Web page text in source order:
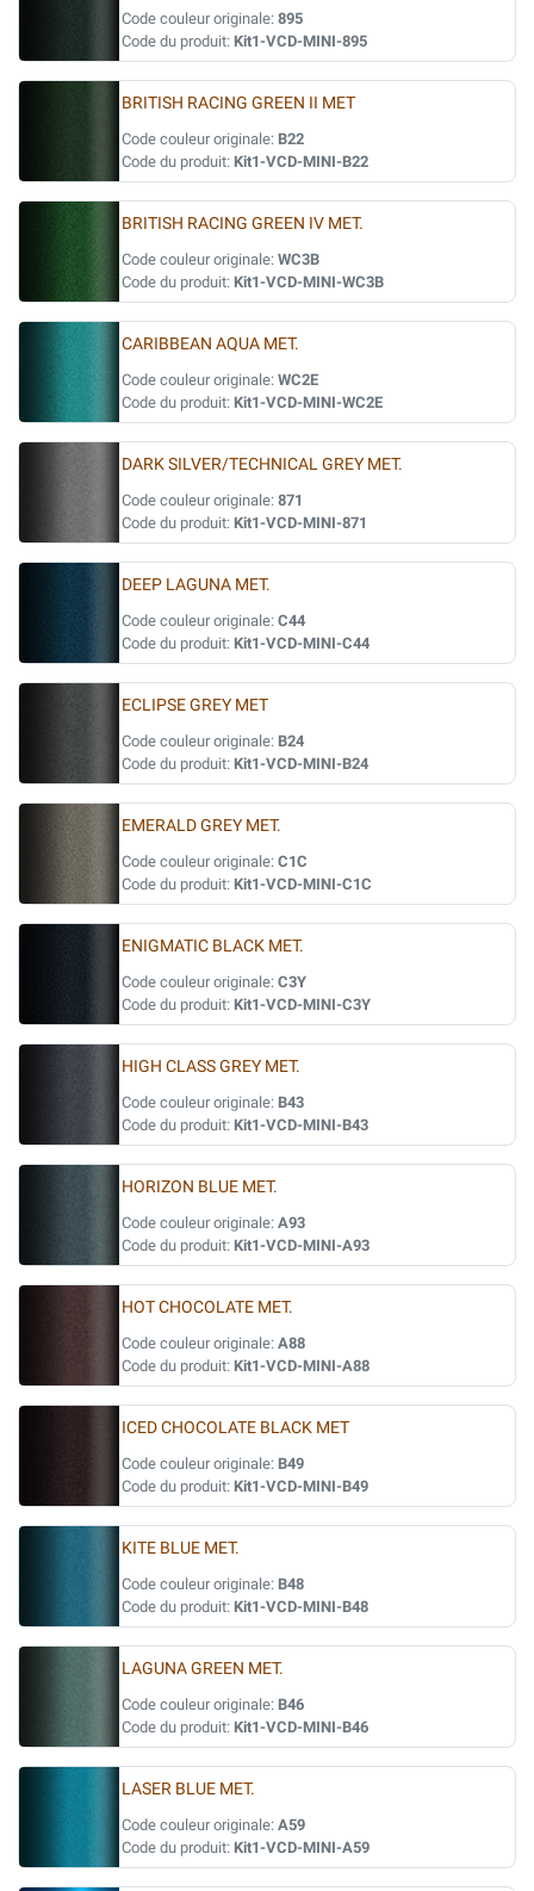
Code couleur originale: 895
Code du produit: Kit1-VCD-MINI-895
BRITISH RACING GREEN II MET
Code couleur originale: B22
Code du produit: Kit1-VCD-MINI-B22
BRITISH RACING GREEN IV MET.
Code couleur originale: WC3B
Code du produit: Kit1-VCD-MINI-WC3B
CARIBBEAN AQUA MET.
Code couleur originale: WC2E
Code du produit: Kit1-VCD-MINI-WC2E
DARK SILVER/TECHNICAL GREY MET.
Code couleur originale: 871
Code du produit: Kit1-VCD-MINI-871
DEEP LAGUNA MET.
Code couleur originale: C44
Code du produit: Kit1-VCD-MINI-C44
ECLIPSE GREY MET
Code couleur originale: B24
Code du produit: Kit1-VCD-MINI-B24
EMERALD GREY MET.
Code couleur originale: C1C
Code du produit: Kit1-VCD-MINI-C1C
ENIGMATIC BLACK MET.
Code couleur originale: C3Y
Code du produit: Kit1-VCD-MINI-C3Y
HIGH CLASS GREY MET.
Code couleur originale: B43
Code du produit: Kit1-VCD-MINI-B43
HORIZON BLUE MET.
Code couleur originale: A93
Code du produit: Kit1-VCD-MINI-A93
HOT CHOCOLATE MET.
Code couleur originale: A88
Code du produit: Kit1-VCD-MINI-A88
ICED CHOCOLATE BLACK MET
Code couleur originale: B49
Code du produit: Kit1-VCD-MINI-B49
KITE BLUE MET.
Code couleur originale: B48
Code du produit: Kit1-VCD-MINI-B48
LAGUNA GREEN MET.
Code couleur originale: B46
Code du produit: Kit1-VCD-MINI-B46
LASER BLUE MET.
Code couleur originale: A59
Code du produit: Kit1-VCD-MINI-A59